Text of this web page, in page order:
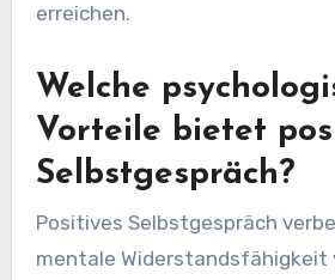
erreichen.
Welche
Vorteile bietet
Selbstgespräch?
Positives Selbstgespräch
mentale Widerstandsfähigkeit